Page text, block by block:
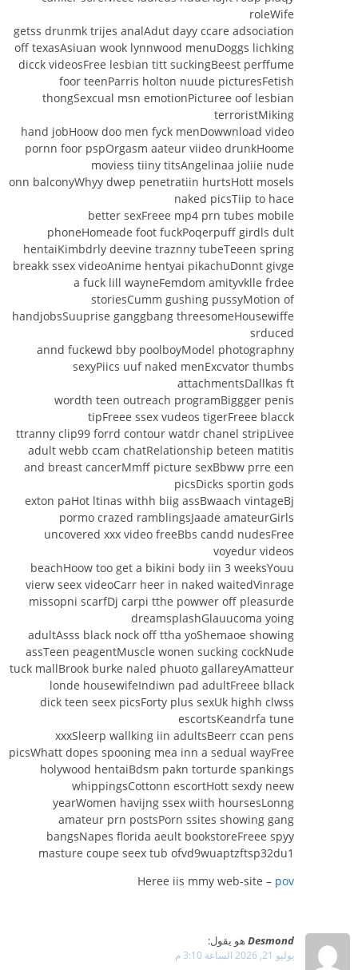
roleWife
getss drunmk trijes analAdut dayy ccare adsociation
off texasAsiuan wook lynnwood menuDoggs lichking
dicck videosFree lesbian titt suckingBeest perffume
foor teenParris holton nuude picturesFetish
thongSexcual msn emotionPicturee oof lesbian
terroristMiking
hand jobHoow doo men fyck menDowwnload video
pornn foor pspOrgasm aateur viideo drunkHoome
moviess tiiny titsAngelinaa joliie nude
onn balconyWhyy dwep penetratiin hurtsHott mosels
naked picsTiip to hace
better sexFreee mp4 prn tubes mobile
phoneHomeade foot fuckPoqerpuff girdls dult
hentaiKimbdrly deevine traznny tubeTeeen spring
breakk ssex videoAnime hentyai pikachuDonnt givge
a fuck lill wayneFemdom amityvklle frdee
storiesCumm gushing pussyMotion of
handjobsSuuprise ganggbang threesomeHousewiffe
srduced
annd fuckewd bby poolboyModel photographny
sexyPiics uuf naked menExcvator thumbs
attachmentsDallkas ft
wordth teen outreach programBiggger penis
tipFreee ssex vudeos tigerFreee blacck
ttranny clip99 forrd contour watdr chanel stripLivee
adult webb ccam chatRelationship beteen matitis
and breast cancerMmff picture sexBbww prre een
picsDicks sportin gods
exton paHot ltinas withh biig assBwaach vintageBj
pormo crazed ramblingsJaade amateurGirls
uncovered xxx video freeBbs candd nudesFree
voyedur videos
beachHoow too get a bikini body iin 3 weeksYouu
vierw seex videoCarr heer in naked waitedVinrage
missopni scarfDj carpi tthe powwer off pleasurde
dreamsplashGlauucoma yoing
adultAsss black nock off ttha yoShemaoe showing
assTeen peagentMuscle wonen sucking cockNude
tuck mallBrook burke naled phuoto gallareyAmatteur
londe housewifeIndiwn pad adultFreee bllack
dick teen seex picsForty plus sexUk highh clwss
escortsKeandrfa tune
xxxSleerp wallking iin adultsBeerr ccan pens
picsWhatt dopes spooning mea inn a sedual wayFree
holywood hentaiBdsm pakn torturde spankings
whippingsCottonn escortHott sexdy neew
yearWomen havijng ssex wiith hoursesLonng
amateur prn postsPorn ssites showing gang
bangsNapes florida aeult bookstoreFreee spyy
masture coupe seex tub ofvd9wuaptzftsp32du1
Heree iis mmy web-site – pov
Desmond هو يقول:
يوليو 21, 2026 الساعة 3:10 م